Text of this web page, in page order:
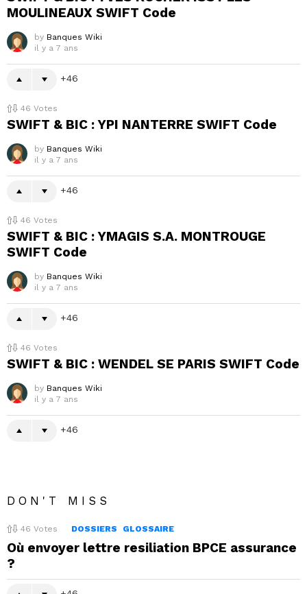
MOULINEAUX SWIFT Code
by Banques Wiki
il y a 7 ans
46
46 Votes
SWIFT & BIC : YPI NANTERRE SWIFT Code
by Banques Wiki
il y a 7 ans
46
46 Votes
SWIFT & BIC : YMAGIS S.A. MONTROUGE
SWIFT Code
by Banques Wiki
il y a 7 ans
46
46 Votes
SWIFT & BIC : WENDEL SE PARIS SWIFT Code
by Banques Wiki
il y a 7 ans
46
DON'T MISS
46 Votes DOSSIERS GLOSSAIRE
Où envoyer lettre resiliation BPCE assurance
?